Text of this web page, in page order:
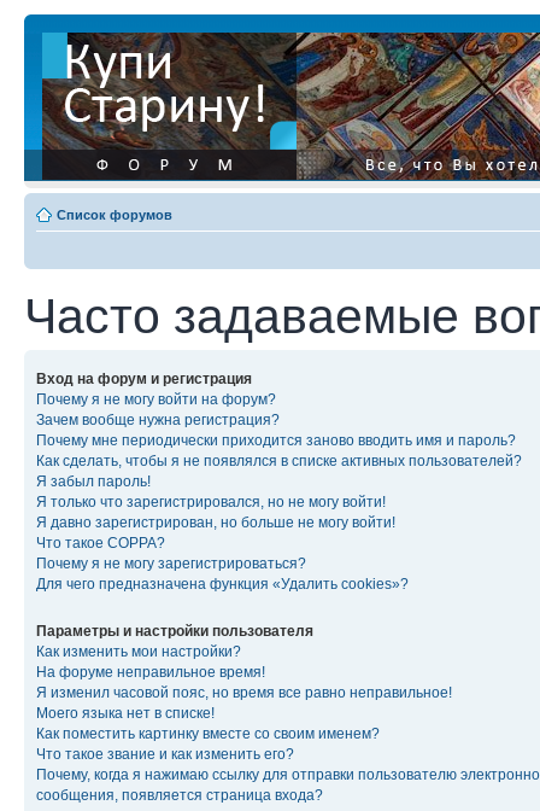
Список форумов
Часто задаваемые
Вход на форум и регистрация
Почему я не могу войти на форум?
Зачем вообще нужна регистрация?
Почему мне периодически приходится заново вводить имя и пароль?
Как сделать, чтобы я не появлялся в списке активных пользователей?
Я забыл пароль!
Я только что зарегистрировался, но не могу войти!
Я давно зарегистрирован, но больше не могу войти!
Что такое COPPA?
Почему я не могу зарегистрироваться?
Для чего предназначена функция «Удалить cookies»?
Параметры и настройки пользователя
Как изменить мои настройки?
На форуме неправильное время!
Я изменил часовой пояс, но время все равно неправильное!
Моего языка нет в списке!
Как поместить картинку вместе со своим именем?
Что такое звание и как изменить его?
Почему, когда я нажимаю ссылку для отправки пользователю
сообщения, появляется страница входа?